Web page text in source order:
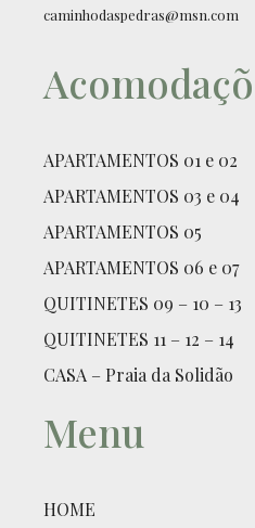
caminhodaspedras@msn.com
APARTAMENTOS 01 e 02
APARTAMENTOS 03 e 04
APARTAMENTOS 05
APARTAMENTOS 06 e 07
QUITINETES 09 – 10 – 13
QUITINETES 11 – 12 – 14
CASA – Praia da Solidão
Menu
HOME